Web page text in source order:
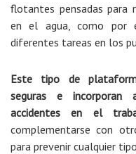
flotantes pensadas para
en el agua, como por
diferentes tareas en los
Este tipo de
seguras e incorporan
accidentes en el
complementarse con
para prevenir cualquier